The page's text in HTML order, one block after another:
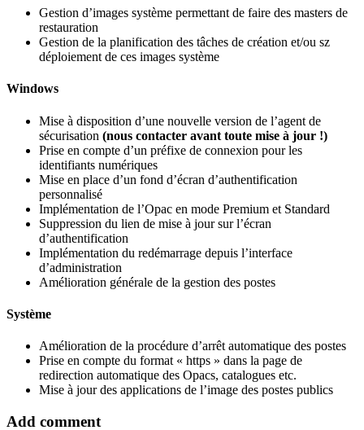
Gestion d’images système permettant de faire des masters de
restauration
Gestion de la planification des tâches de création et/ou sz
déploiement de ces images système
Windows
Mise à disposition d’une nouvelle version de l’agent de
sécurisation (nous contacter avant toute mise à jour !)
Prise en compte d’un préfixe de connexion pour les
identifiants numériques
Mise en place d’un fond d’écran d’authentification
personnalisé
Implémentation de l’Opac en mode Premium et Standard
Suppression du lien de mise à jour sur l’écran
d’authentification
Implémentation du redémarrage depuis l’interface
d’administration
Amélioration générale de la gestion des postes
Système
Amélioration de la procédure d’arrêt automatique des postes
Prise en compte du format « https » dans la page de
redirection automatique des Opacs, catalogues etc.
Mise à jour des applications de l’image des postes publics
Add comment